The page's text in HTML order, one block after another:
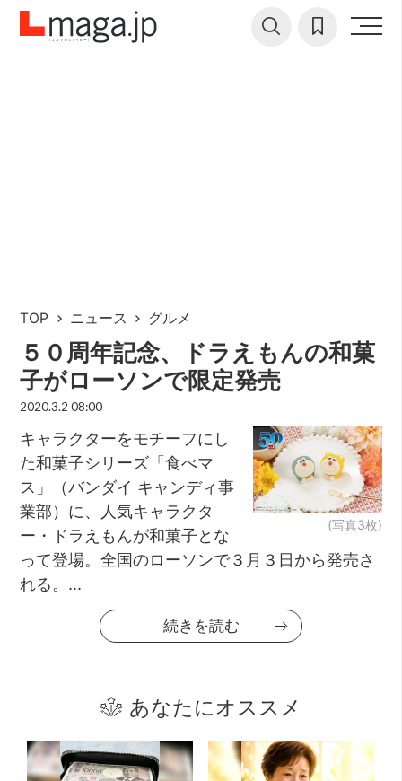
TOP ニュース グルメ
５０周年記念、ドラえもんの和菓
子がローソンで限定発売
2020.3.2 08:00
(写真3枚)
キャラクターをモチーフにし
た和菓子シリーズ「食べマ
ス」（バンダイ キャンディ事
業部）に、人気キャラクタ
ー・ドラえもんが和菓子とな
って登場。全国のローソンで３月３日から発売さ
れる。...
続きを読む
あなたにオススメ